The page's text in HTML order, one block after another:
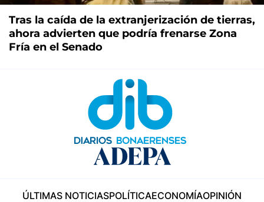
Tras la caída de la extranjerización de tierras,
ahora advierten que podría frenarse Zona
Fría en el Senado
ÚLTIMAS NOTICIASPOLÍTICAECONOMÍAOPINIÓN